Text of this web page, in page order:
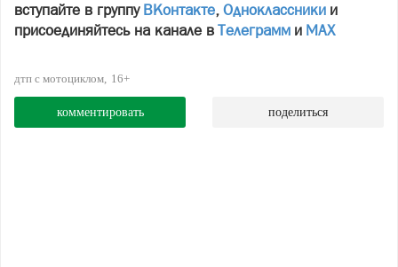
вступайте в группу ВКонтакте, Одноклассники и
присоединяйтесь на канале в Телеграмм и МАХ
дтп с мотоциклом 16+
комментировать поделиться